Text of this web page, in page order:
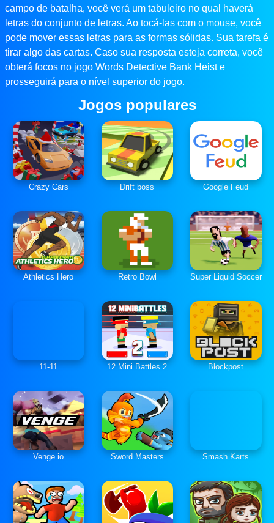
campo de batalha, você verá um tabuleiro no qual haverá
letras do conjunto de letras. Ao tocá-las com o mouse, você
pode mover essas letras para as formas sólidas. Sua tarefa é
tirar algo das cartas. Caso sua resposta esteja correta, você
obterá focos no jogo Words Detective Bank Heist e
prosseguirá para o nível superior do jogo.
Jogos populares
Crazy Cars Drift boss Google Feud
Athletics Hero Retro Bowl Super Liquid Soccer
11-11 12 Mini Battles 2 Blockpost
Venge.io Sword Masters Smash Karts